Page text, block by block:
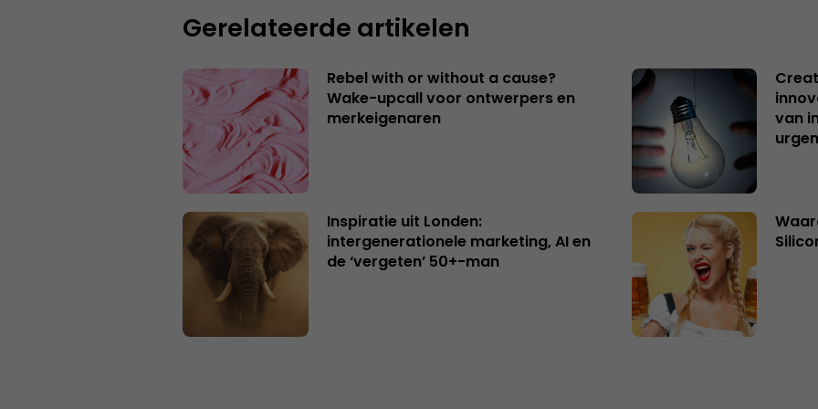
Gerelateerde artikelen
Rebel with or without a cause?
Wake-upcall voor ontwerpers en
merkeigenaren
van
Inspiratie uit Londen:
intergenerationele marketing, AI en
de ‘vergeten’ 50+-man